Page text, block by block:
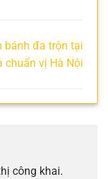
bánh đa trộn tại
chuẩn vị Hà Nội
công khai.